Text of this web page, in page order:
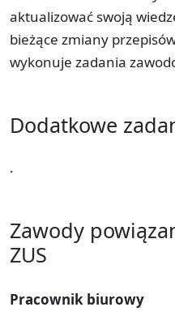
aktualizować swoją
bieżące zmiany
wykonuje zadania
Dodatkowe
.
Zawody
ZUS
Pracownik biurowy